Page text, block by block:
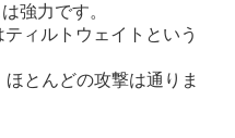
強力です。
ィルトウェイトという
とんどの攻撃は通りま